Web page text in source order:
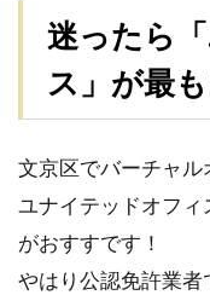
迷ったら
ス」が最
文京区でバーチャル
ユナイテッドオフィ
がおすすです！
やはり公認免許業